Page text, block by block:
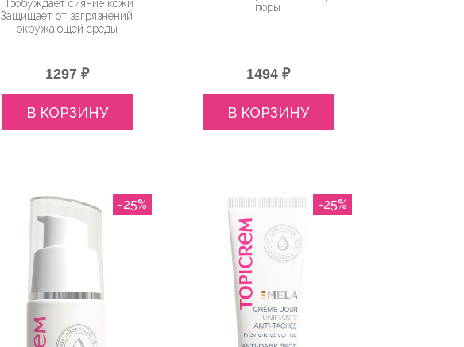
Пробуждает сияние кожи
Защищает от загрязнений
окружающей среды
1297 ₽
В КОРЗИНУ
поры
1494 ₽
В КОРЗИНУ
-25% -25%